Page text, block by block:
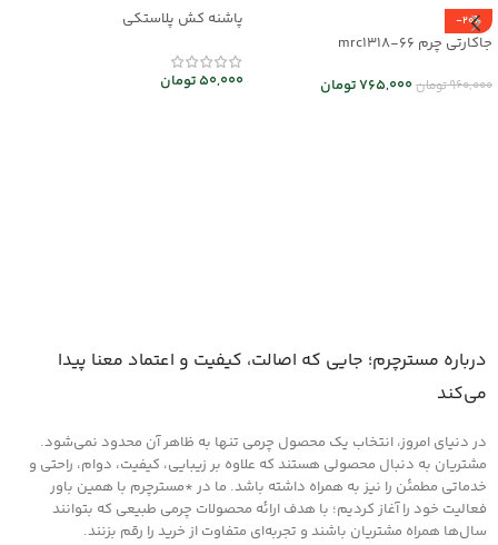
-20%
جاکارتی چرم mrc1318-66
960,000تومان765,000تومان
پاشنه کش پلاستکی
50,000تومان
درباره مسترچرم؛ جایی که اصالت، کیفیت و اعتماد معنا پیدا
می‌کند
در دنیای امروز، انتخاب یک محصول چرمی تنها به ظاهر آن محدود نمی‌شود.
مشتریان به دنبال محصولی هستند که علاوه بر زیبایی، کیفیت، دوام، راحتی و
خدماتی مطمئن را نیز به همراه داشته باشد. ما در *مسترچرم با همین باور
فعالیت خود را آغاز کردیم؛ با هدف ارائه محصولات چرمی طبیعی که بتوانند
سال‌ها همراه مشتریان باشند و تجربه‌ای متفاوت از خرید را رقم بزنند.